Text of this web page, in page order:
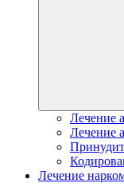
Лечение
Лечение
Лечение